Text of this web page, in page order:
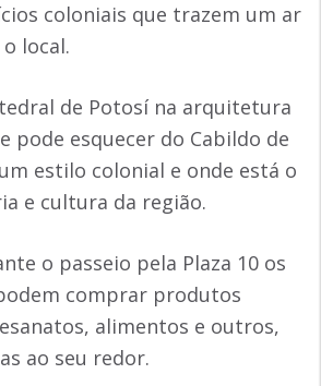
coloniais que trazem um ar
local.
de Potosí na arquitetura
pode esquecer do Cabildo de
estilo colonial e onde está o
e cultura da região.
o passeio pela Plaza 10 os
comprar produtos
alimentos e outros,
ao seu redor.